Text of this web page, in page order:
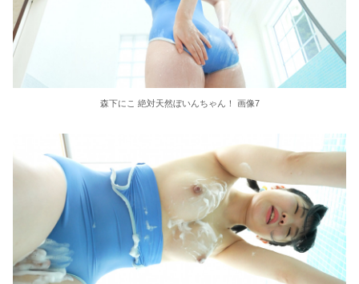
森下にこ 絶対天然ぼいんちゃん！ 画像7